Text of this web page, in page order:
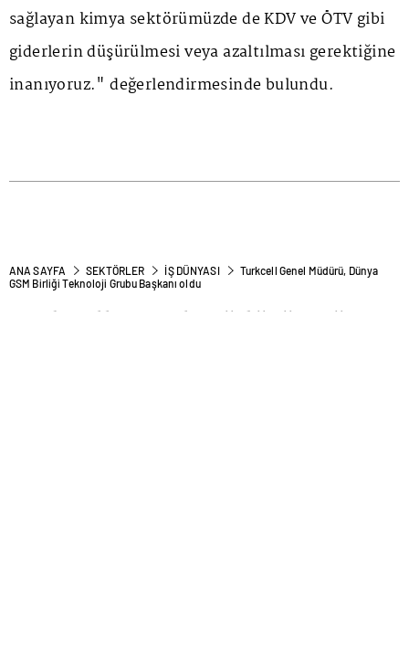
sağlayan kimya sektörümüzde de KDV ve ÖTV gibi
giderlerin düşürülmesi veya azaltılması gerektiğine
inanıyoruz." değerlendirmesinde bulundu.
ANA SAYFA SEKTÖRLER İŞ DÜNYASI
Turkcell Genel Müdürü, Dünya
GSM Birliği Teknoloji Grubu Başkanı oldu
Turkcell Genel Müdürü, Dünya